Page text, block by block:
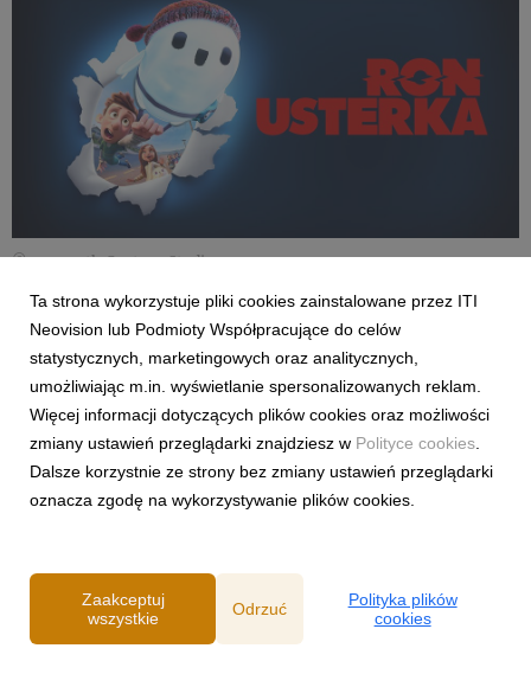
© 2021 20th Century Studios
Familijna animacja o niełatwej przyjaźni chłopca i
wybrakowanego robota, którzy wzajemnie się
wspierają.
W niedalekiej przyszłości, gdy większość dzieci
będzie miała swoje osobiste roboty, życie
gimnazjalisty – outsidera niewiele się zmieni. Bo
przecież nie każdego stać na taki luksus. Barney
jego życiu pojawi się Ron, egzemplarz…
powiedzmy… nie w pełni sprawny. Ale tylko takiego
mógł zdobyć tata Barney’a. Własny robot to
Ta strona wykorzystuje pliki cookies zainstalowane przez ITI
Neovision lub Podmioty Współpracujące do celów
statystycznych, marketingowych oraz analitycznych,
umożliwiając m.in. wyświetlanie spersonalizowanych reklam.
Więcej informacji dotyczących plików cookies oraz możliwości
zmiany ustawień przeglądarki znajdziesz w Polityce cookies
Dalsze korzystnie ze strony bez zmiany ustawień przeglądarki
oznacza zgodę na wykorzystywanie plików cookies.
Zaakceptuj
wszystkie
Odrzuć
Polityka plików
cookies